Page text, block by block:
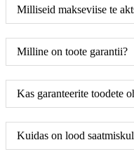
Milliseid makseviise te
Milline on toote garantii?
Kas garanteerite toodete
Kuidas on lood